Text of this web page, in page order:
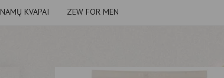
NAMŲ KVAPAI ZEW FOR MEN